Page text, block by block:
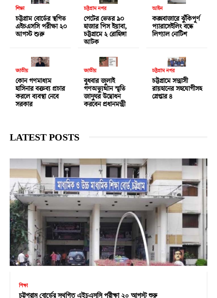
শিক্ষা
চট্টগ্রাম বোর্ডের স্থগিত
এইচএসসি পরীক্ষা ২০
আগস্ট শুরু
চট্টগ্রাম নগর
পেটের ভেতর ৯০
হাজার পিস ইয়াবা,
চট্টগ্রামে ২ রোহিঙ্গা
আটক
আইন
কক্সবাজারে ঝুঁকিপূর্ণ
প্যারাসেইলিং বন্ধে
লিগ্যাল নোটিশ
জাতীয়
কোন গণমাধ্যম
হাসিনার বক্তব্য প্রচার
করলে ব্যবস্থা নেবে
সরকার
জাতীয়
বুধবার জুলাই
গণঅভ্যুত্থান স্মৃতি
জাদুঘর উদ্বোধন
করবেন প্রধানমন্ত্রী
চট্টগ্রাম নগর
চট্টগ্রামে সন্ত্রাসী
রায়হানের সহযোগীসহ
গ্রেপ্তার ৪
LATEST POSTS
শিক্ষা
চট্টগ্রাম বোর্ডের স্থগিত এইচএসসি পরীক্ষা ২০ আগস্ট শুরু